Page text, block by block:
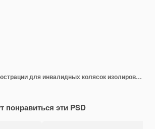
Икона 3D-илюстрации для инвалидных колясок изолированная PNG
понравиться эти PSD